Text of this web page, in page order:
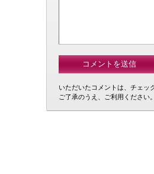
いただいたコメントは、チェッ
ご了承のうえ、ご利用ください。